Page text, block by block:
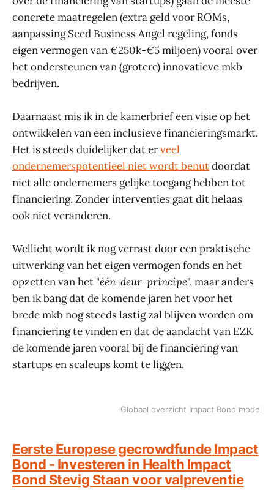
concrete maatregelen (extra geld voor ROMs,
aanpassing Seed Business Angel regeling, fonds
eigen vermogen van €250k-€5 miljoen) vooral over
het ondersteunen van (grotere) innovatieve mkb
bedrijven.
Daarnaast mis ik in de kamerbrief een visie op het
ontwikkelen van een inclusieve financieringsmarkt.
Het is steeds duidelijker dat erveel
ondernemerspotentieel niet wordt benutdoordat
niet alle ondernemers gelijke toegang hebben tot
financiering. Zonder interventies gaat dit helaas
ook niet veranderen.
Wellicht wordt ik nog verrast door een praktische
uitwerking van het eigen vermogen fonds en het
opzetten van het "één-deur-principe", maar anders
ben ik bang dat de komende jaren het voor het
brede mkb nog steeds lastig zal blijven worden om
financiering te vinden en dat de aandacht van EZK
de komende jaren vooral bij de financiering van
startups en scaleups komt te liggen.
Globaal overzicht Impact Bond model
Eerste Europese gecrowdfunde Impact
Bond - Investeren in Health Impact
Bond Stevig Staan voor valpreventie